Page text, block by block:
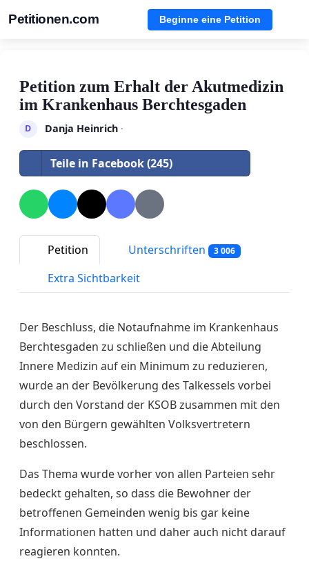
Petitionen.com Beginne eine Petition
Petition zum Erhalt der Akutmedizin
im Krankenhaus Berchtesgaden
D Danja Heinrich·
Teile in Facebook (245)
Petition Unterschriften 3 006
Extra Sichtbarkeit
Der Beschluss, die Notaufnahme im Krankenhaus
Berchtesgaden zu schließen und die Abteilung
Innere Medizin auf ein Minimum zu reduzieren,
wurde an der Bevölkerung des Talkessels vorbei
durch den Vorstand der KSOB zusammen mit den
von den Bürgern gewählten Volksvertretern
beschlossen.
Das Thema wurde vorher von allen Parteien sehr
bedeckt gehalten, so dass die Bewohner der
betroffenen Gemeinden wenig bis gar keine
Informationen hatten und daher auch nicht darauf
reagieren konnten.